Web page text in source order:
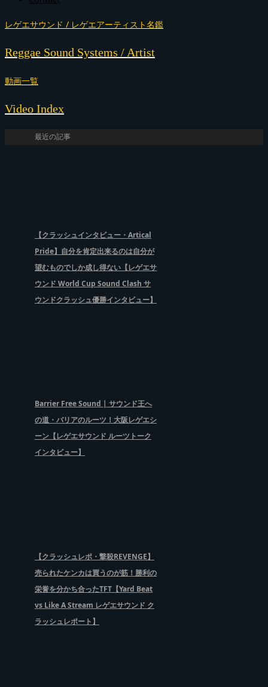
レゲエサウンド / レゲエアーティスト名鑑
Reggae Sound Systems / Artist
動画一覧
Video Index
最近の記事
【クラッシュインタビュー・Artical
Pride】自分を肯定出来るのは自分が
望むものでしか成し得ない【レゲエサ
ウンド World Cup Sound Clash サ
ウンドクラッシュ優勝インタビュー】
Barrier Free Sound | サウンド王へ
の道・バリアのルーツ！大阪レゲエシ
ーン【レゲエサウンド ルーツトーク
インタビュー】
【クラッシュレポ・撃殺REVENGE】
売られたケンカは買うのが筋！勝利の
栄誉を分かち合ったTFT【Yard Beat
vs Like A Stream レゲエサウンド ク
ラッシュレポート】